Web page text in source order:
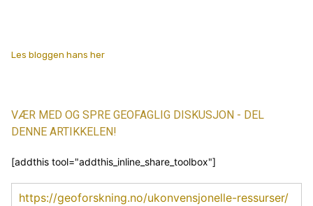
Les bloggen hans her
VÆR MED OG SPRE GEOFAGLIG DISKUSJON - DEL
DENNE ARTIKKELEN!
[addthis tool="addthis_inline_share_toolbox"]
https://geoforskning.no/ukonvensjonelle-ressurser/